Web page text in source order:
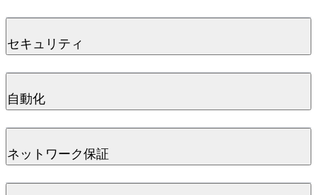
セキュリティ
ウェアやその他のサイバー攻撃は、不可欠なサービスを完全
に停止させる恐れがあります。 BlueCatのセキュリティソリ
ューションは、業界をリードする脅威フィードとポリシー駆
イスやネットワークを保護するとともに、高度なアルゴリズ
などの脅威を検出します。また、BlueCatの保護型DNSソリ
自動化
に行える能力が不可欠です。
ションは、ServiceNow、Ansible、Terraformなど、最も一般的
なIT管理およびネットワーク自動化ツールと統合されていま
ネットワーク保証